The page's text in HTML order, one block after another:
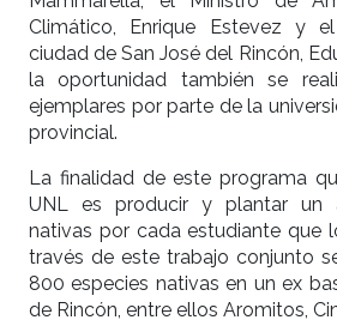
Climático, Enrique Estevez y
ciudad de San José del Rincón,
la oportunidad también se
ejemplares por parte de la
provincial.
La finalidad de este programa
UNL es producir y plantar un
nativas por cada estudiante que
través de este trabajo conjunto
800 especies nativas en un ex
de Rincón, entre ellos Aromitos,